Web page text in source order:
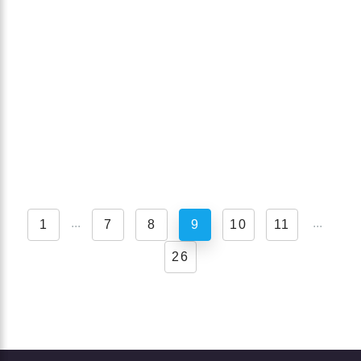
1 ... 7 8 9 10 11 ...
26